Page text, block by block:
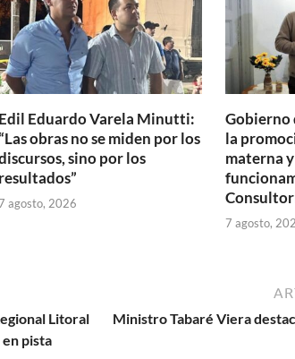
Edil Eduardo Varela Minutti:
obras no se miden por los
sino por los
resultados”
agosto, 2026
Gobierno
la
materna
7 agosto,
Litoral
pista
Ministro Tabaré Viera